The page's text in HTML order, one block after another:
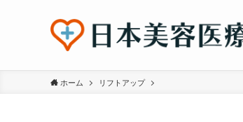
ホーム リフトアップ